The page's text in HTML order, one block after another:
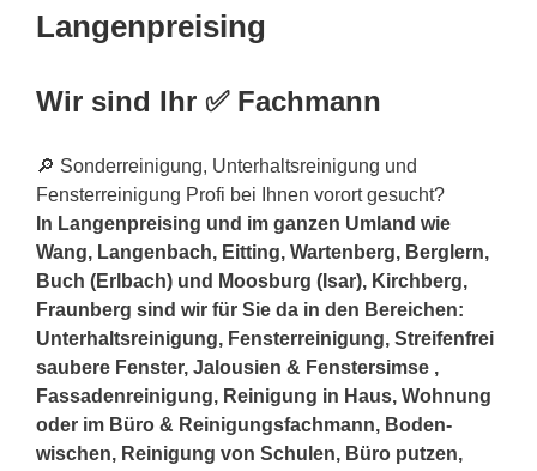
Langenpreising
Wir sind Ihr ✅ Fachmann
🔎 Sonderreinigung, Unterhaltsreinigung und
Fensterreinigung Profi bei Ihnen vorort gesucht?
In Langenpreising und im ganzen Umland wie
Wang, Langenbach, Eitting, Wartenberg, Berglern,
Buch (Erlbach) und Moosburg (Isar), Kirchberg,
Fraunberg sind wir für Sie da in den Bereichen:
Unterhaltsreinigung, Fensterreinigung, Streifenfrei
saubere Fenster, Jalousien & Fenstersimse ,
Fassadenreinigung, Reinigung in Haus, Wohnung
oder im Büro & Reinigungsfachmann, Boden-
wischen, Reinigung von Schulen, Büro putzen,